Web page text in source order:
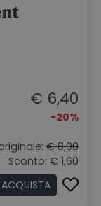
€ 6,40
-20%
€ 8,00
Sconto: € 1,60
ACQUISTA